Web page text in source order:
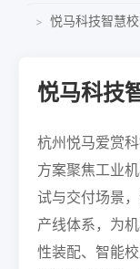
> 悦马科技智慧
悦马科技
杭州悦马爱赏
方案聚焦工业
试与交付场景
产线体系，为
性装配、智能